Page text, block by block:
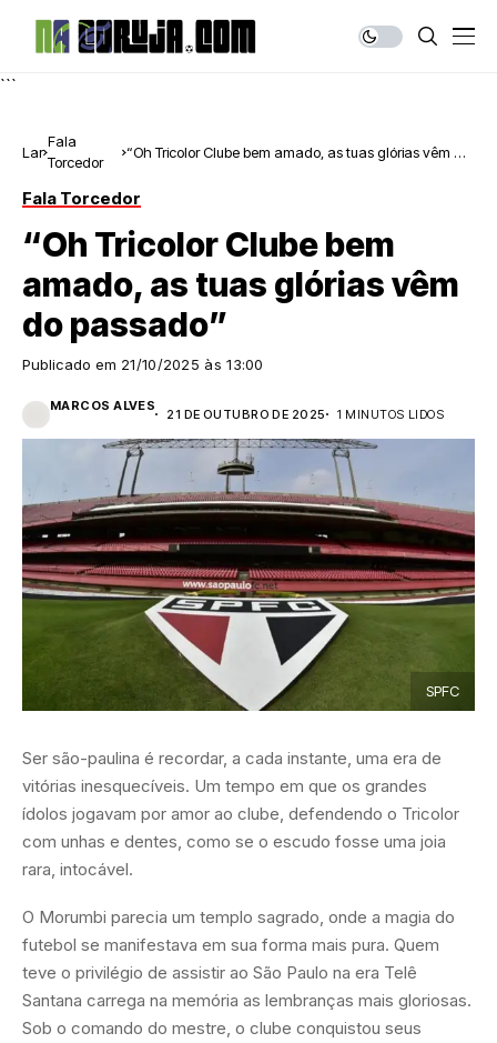
```
Lar
Fala
Torcedor
“Oh Tricolor Clube bem amado, as tuas glórias vêm do
Fala Torcedor
“Oh Tricolor Clube bem
amado, as tuas glórias vêm
do passado”
Publicado em 21/10/2025 às 13:00
MARCOS ALVES
21 DE OUTUBRO DE 2025 1 MINUTOS LIDOS
SPFC
Ser são-paulina é recordar, a cada instante, uma era de
vitórias inesquecíveis. Um tempo em que os grandes
ídolos jogavam por amor ao clube, defendendo o Tricolor
com unhas e dentes, como se o escudo fosse uma joia
rara, intocável.
O Morumbi parecia um templo sagrado, onde a magia do
futebol se manifestava em sua forma mais pura. Quem
teve o privilégio de assistir ao São Paulo na era Telê
Santana carrega na memória as lembranças mais gloriosas.
Sob o comando do mestre, o clube conquistou seus